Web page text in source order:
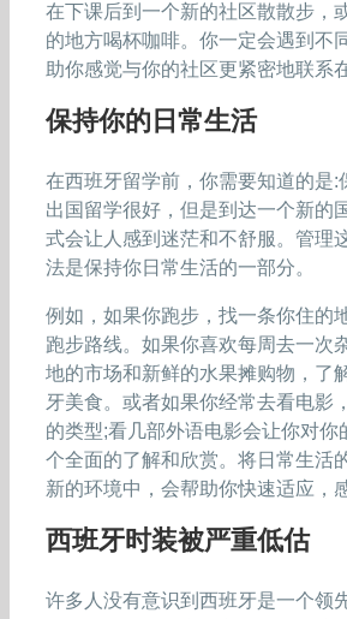
在下课后到一个新的社区散散步，
的地方喝杯咖啡。你一定会遇到不
助你感觉与你的社区更紧密地联系
保持你的日常生活
在西班牙留学前，你需要知道的是:
出国留学很好，但是到达一个新的
式会让人感到迷茫和不舒服。管理
法是保持你日常生活的一部分。
例如，如果你跑步，找一条你住的
跑步路线。如果你喜欢每周去一次
地的市场和新鲜的水果摊购物，了
牙美食。或者如果你经常去看电影
的类型;看几部外语电影会让你对你
个全面的了解和欣赏。将日常生活
新的环境中，会帮助你快速适应，
西班牙时装被严重低估
许多人没有意识到西班牙是一个领